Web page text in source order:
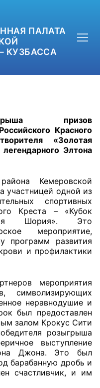
ПАЛАТА
КУЗБАССА
40
территориальных
проведению
условий
призов
Красного
«Золотая
Элтона
Кемеровской
участницей одной из
спортивных
Креста – «Кубок
Шория». Это
мероприятие,
программ развития
и профилактики
мероприятия
символизирующих
неравнодушие и
был предоставлен
залом Крокус Сити
розыгрыша
выступление
Джона. Это был
барабанную дробь и
счастливчик, и им